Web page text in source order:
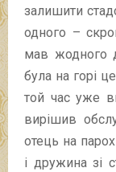
залишити
одного –
мав жодного
була на горі
той час уже
вирішив
отець на
і дружина зі